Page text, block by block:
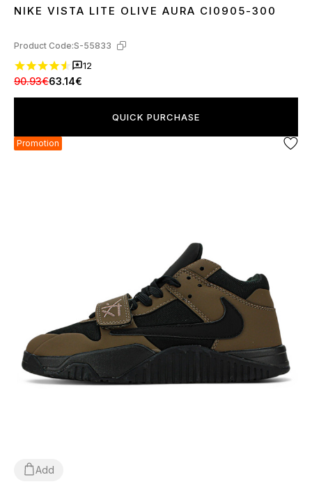
37
NIKE VISTA LITE OLIVE AURA CI0905-300
Product Code:S-55833
12
90.93€63.14€
QUICK PURCHASE
Promotion
Add